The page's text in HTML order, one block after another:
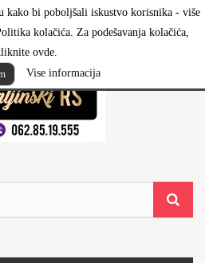
kako bi poboljšali iskustvo korisnika - više
kolačića. Za podešavanja kolačića,
ovde.
Vise informacija
Prijavi se